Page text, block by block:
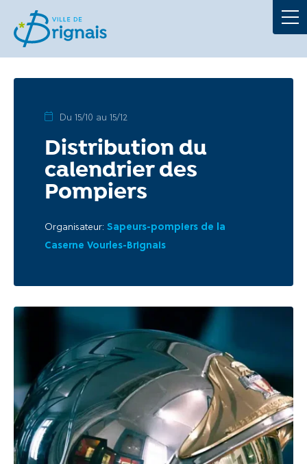
Du 15/10 au 15/12
Distribution du
calendrier des
Pompiers
Organisateur: Sapeurs-pompiers de la
Caserne Vourles-Brignais
La Mairie
Au quotidien
À tout âge
Culture et loisirs
Agenda
Recherche